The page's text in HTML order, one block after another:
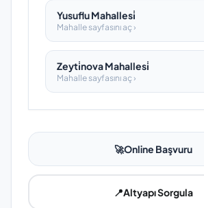
Yusuflu Mahallesi̇
Mahalle sayfasını aç ›
Zeyti̇nova Mahallesi̇
Mahalle sayfasını aç ›
🚀Online Başvuru
📍Altyapı Sorgula